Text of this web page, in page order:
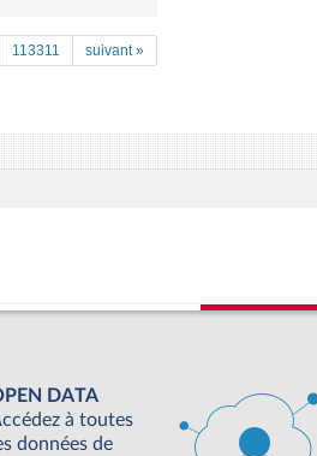
113311 suivant »
DATA
à toutes
données de